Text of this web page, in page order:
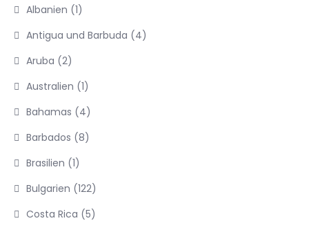
Albanien (1)
Antigua und Barbuda (4)
Aruba (2)
Australien (1)
Bahamas (4)
Barbados (8)
Brasilien (1)
Bulgarien (122)
Costa Rica (5)